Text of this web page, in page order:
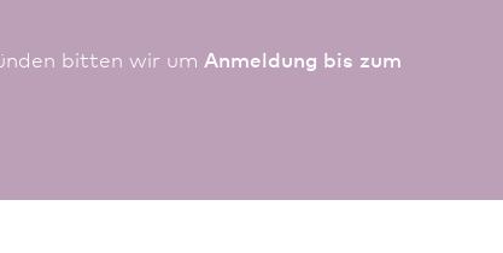
bitten wir um Anmeldung bis zum